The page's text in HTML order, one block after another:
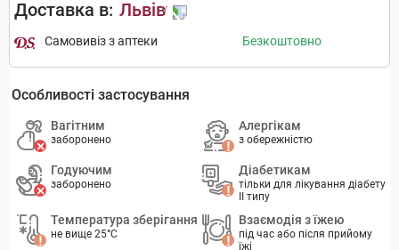
Доставка в: Львів
Самовивіз з аптеки Безкоштовно
Особливості застосування
Вагітним
заборонено
Алергікам
з обережністю
Годуючим
заборонено
Діабетикам
тільки для лікування діабету
II типу
Температура зберігання
не вище 25°C
Взаємодія з їжею
під час або після прийому
їжі